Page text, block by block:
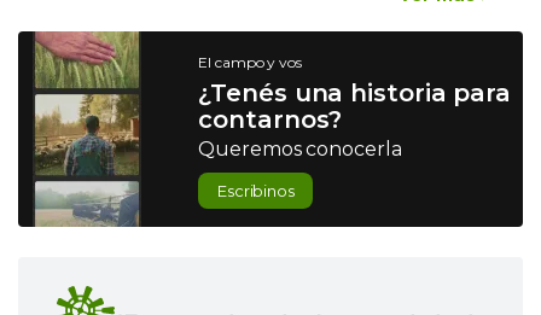
El campo y vos
¿Tenés una historia para
contarnos?
Queremos conocerla
Escribinos